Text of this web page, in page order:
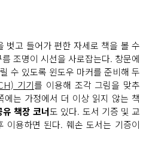
벗고 들어가 편한 자세로 책을 볼 수
조명이 시선을 사로잡는다. 창문에
수 있도록 윈도우 마커를 준비해 두
기기를 이용해 조각 그림을 맞추
는 가정에서 더 이상 읽지 않는 책
유 책장 코너도 있다. 도서 기증 및 교
이용하면 된다. 훼손 도서는 기증이